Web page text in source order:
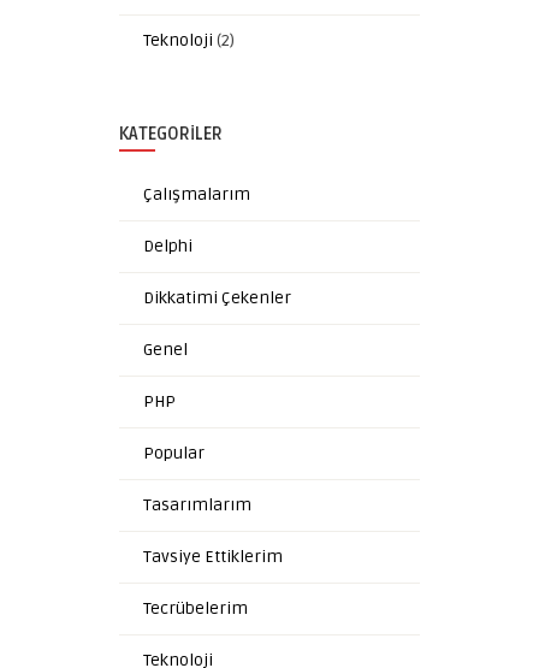
Teknoloji (2)
KATEGORILER
Çalışmalarım
Delphi
Dikkatimi Çekenler
Genel
PHP
Popular
Tasarımlarım
Tavsiye Ettiklerim
Tecrübelerim
Teknoloji